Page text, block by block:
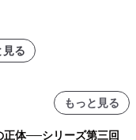
「NTS」の 特別プログ
フィーチャーしたアニ
公開～
見る
もっと見る
正体──シリーズ第三回